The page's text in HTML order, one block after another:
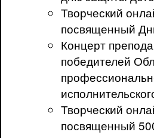
Творческий
посвященный
Концерт
победителей
Творческий
посвященный